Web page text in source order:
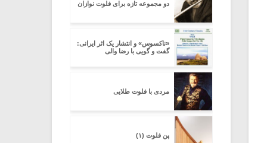
دو مجموعه تازه برای فلوت نوازان
«ناکسوس» و انتشار یک اثر ایرانی:
گفت و گویی با رضا والی
مردی با فلوت طلایی
پن فلوت (۱)